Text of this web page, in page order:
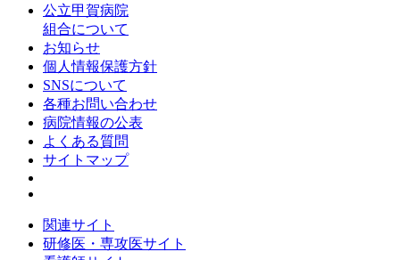
公立甲賀病院
組合について
お知らせ
個人情報保護方針
SNSについて
各種お問い合わせ
病院情報の公表
よくある質問
サイトマップ
関連サイト
研修医・専攻医サイト